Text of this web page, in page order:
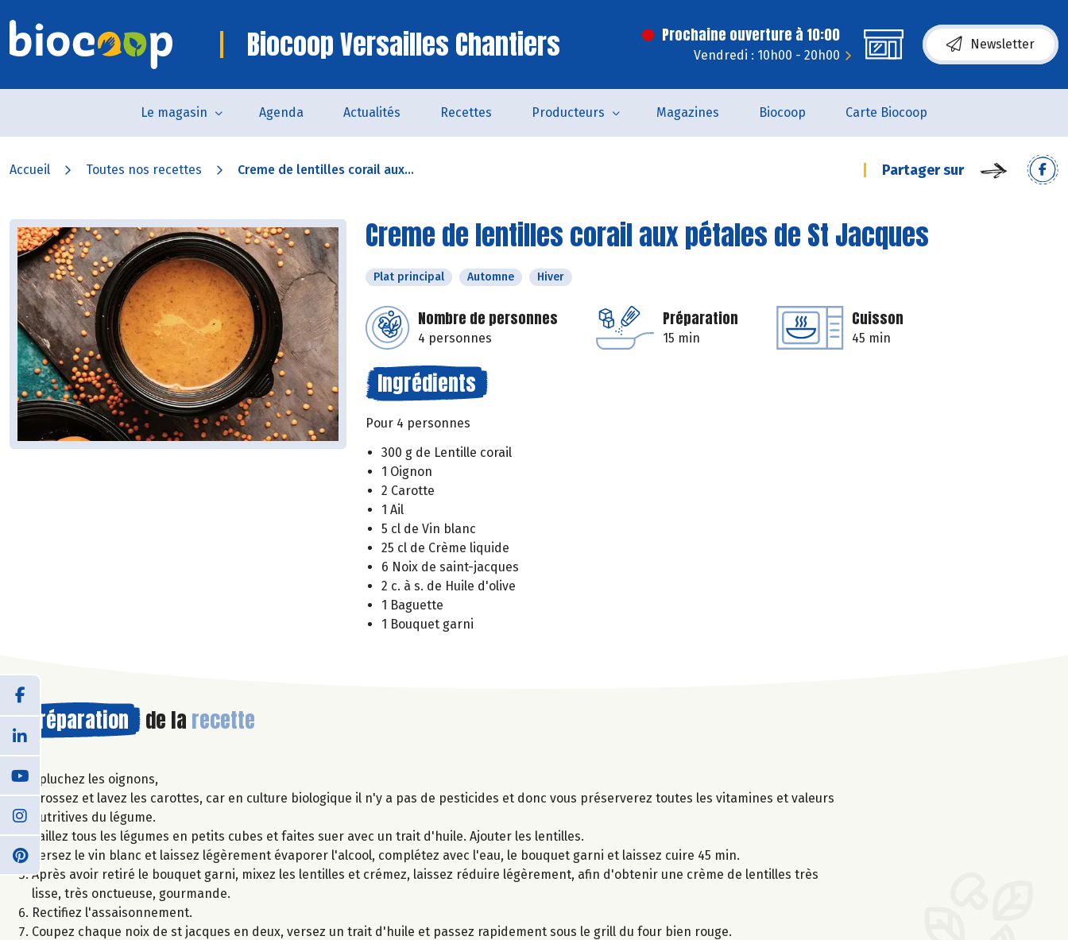
Biocoop Versailles Chantiers Prochaine ouverture à 10:00
Vendredi : 10h00 - 20h00
Newsletter
Le magasin Agenda Actualités Recettes Producteurs Magazines Biocoop Carte Biocoop
Accueil Toutes nos recettes Creme de lentilles corail aux... Partager sur
Creme de lentilles corail aux pétales de St Jacques
Plat principal Automne Hiver
Nombre de personnes
4 personnes
Préparation
15 min
Cuisson
45 min
Ingrédients
Pour 4 personnes
300 g de Lentille corail
1 Oignon
2 Carotte
1 Ail
5 cl de Vin blanc
25 cl de Crème liquide
6 Noix de saint-jacques
2 c. à s. de Huile d'olive
1 Baguette
1 Bouquet garni
Préparation de la recette
Epluchez les oignons,
Brossez et lavez les carottes, car en culture biologique il n'y a pas de pesticides et donc vous préserverez toutes les vitamines et valeurs
nutritives du légume.
Taillez tous les légumes en petits cubes et faites suer avec un trait d'huile. Ajouter les lentilles.
Versez le vin blanc et laissez légèrement évaporer l'alcool, complétez avec l'eau, le bouquet garni et laissez cuire 45 min.
Après avoir retiré le bouquet garni, mixez les lentilles et crémez, laissez réduire légèrement, afin d'obtenir une crème de lentilles très
lisse, très onctueuse, gourmande.
Rectifiez l'assaisonnement.
Coupez chaque noix de st jacques en deux, versez un trait d'huile et passez rapidement sous le grill du four bien rouge.